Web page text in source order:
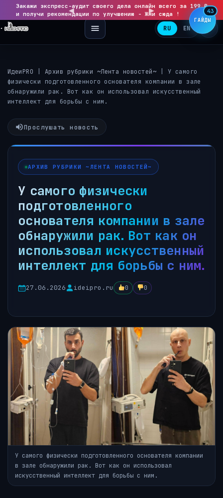
◀
Закажи экспресс-аудит своего дела онлайн всего за 199 ₽
и получи рекомендации по улучшению - Жми сюда !
▶
RU EN
ИдеиPRO Архив рубрики ~Лента новостей~
У самого
физически подготовленного основателя компании в зале
обнаружили рак. Вот как он использовал искусственный
интеллект для борьбы с ним.
Прослушать новость
АРХИВ РУБРИКИ ~ЛЕНТА НОВОСТЕЙ~
У самого физически
подготовленного
основателя компании в зале
обнаружили рак. Вот как он
использовал искусственный
интеллект для борьбы с ним.
27.06.2026 ideipro.ru 0 0
У самого физически подготовленного основателя компании
в зале обнаружили рак. Вот как он использовал
искусственный интеллект для борьбы с ним.
ГАЙДЫ
43